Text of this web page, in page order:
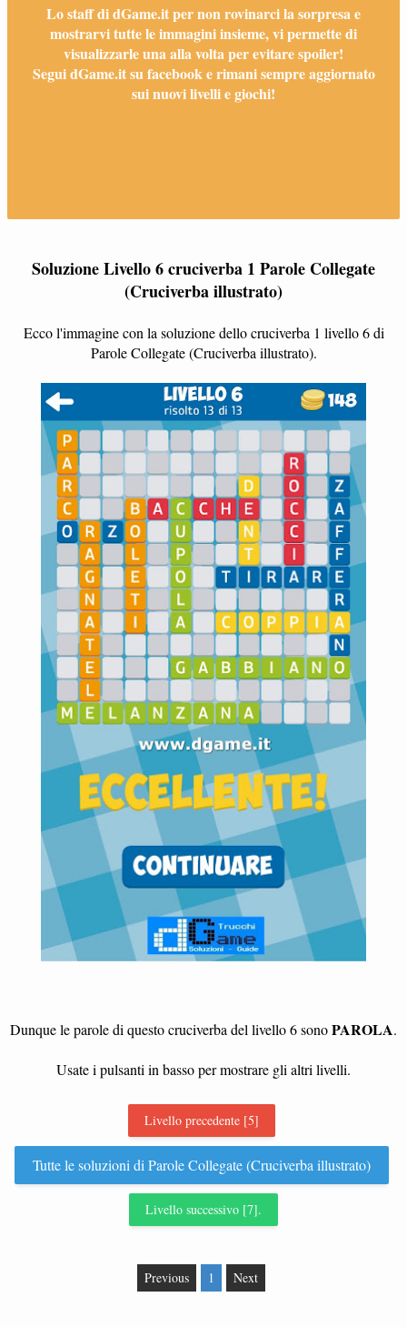
Lo staff di dGame.it per non rovinarci la sorpresa e
mostrarvi tutte le immagini insieme, vi permette di
visualizzarle una alla volta per evitare spoiler!
Segui dGame.it su facebook e rimani sempre aggiornato
sui nuovi livelli e giochi!
Soluzione Livello 6 cruciverba 1 Parole Collegate
(Cruciverba illustrato)
Ecco l'immagine con la soluzione dello cruciverba 1 livello 6 di
Parole Collegate (Cruciverba illustrato).
Dunque le parole di questo cruciverba del livello 6 sonoPAROLA.
Usate i pulsanti in basso per mostrare gli altri livelli.
Livello precedente [5]
Tutte le soluzioni di Parole Collegate (Cruciverba illustrato)
Livello successivo [7].
Previous 1 Next